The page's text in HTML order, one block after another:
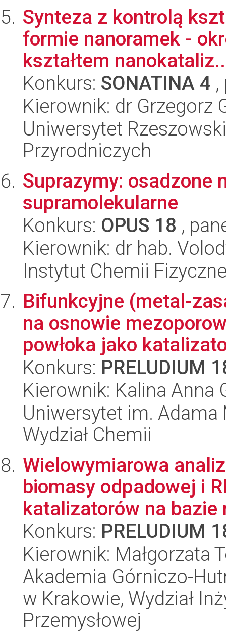
Synteza z kontrolą
formie nanoramek -
kształtem
Konkurs: SONATINA 4
Kierownik: dr Grzegorz
Uniwersytet
Przyrodniczych
Suprazymy: osadzone
supramolekularne
Konkurs: OPUS 18 ,
Kierownik: dr hab.
Instytut Chemii
Bifunkcyjne (metal-
na osnowie
powłoka jako
Konkurs: PRELUDIUM
Kierownik: Kalina Anna
Uniwersytet im.
Wydział Chemii
Wielowymiarowa
biomasy odpadowej i
katalizatorów na bazie
Konkurs: PRELUDIUM
Kierownik: Małgorzata
Akademia Górniczo-
w Krakowie, Wydział
Przemysłowej